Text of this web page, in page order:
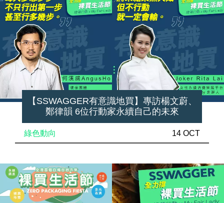
【SSWAGGER有意識地買】專訪楊文蔚、
鄭律韻 6位行動家永續自己的未來
綠色動向 14 OCT